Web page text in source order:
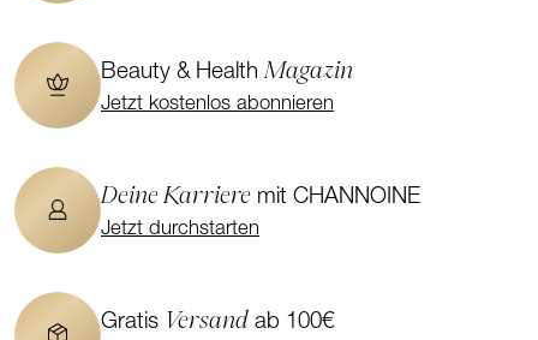
Beauty & HealthMagazin
Jetzt kostenlos abonnieren
Deine Karriere mit CHANNOINE
Jetzt durchstarten
Gratis Versand ab 100€